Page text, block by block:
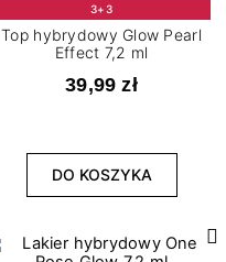
3+3
Top hybrydowy Glow Pearl
Effect 7,2 ml
39,99 zł
DO KOSZYKA